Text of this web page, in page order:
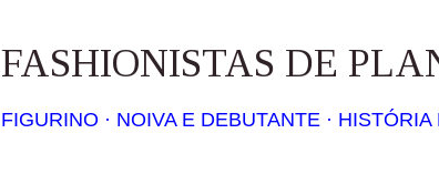
FASHIONISTAS DE
FIGURINO NOIVA E DEBUTANTE HISTÓRIA